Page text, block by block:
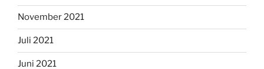
November 2021
Juli 2021
Juni 2021